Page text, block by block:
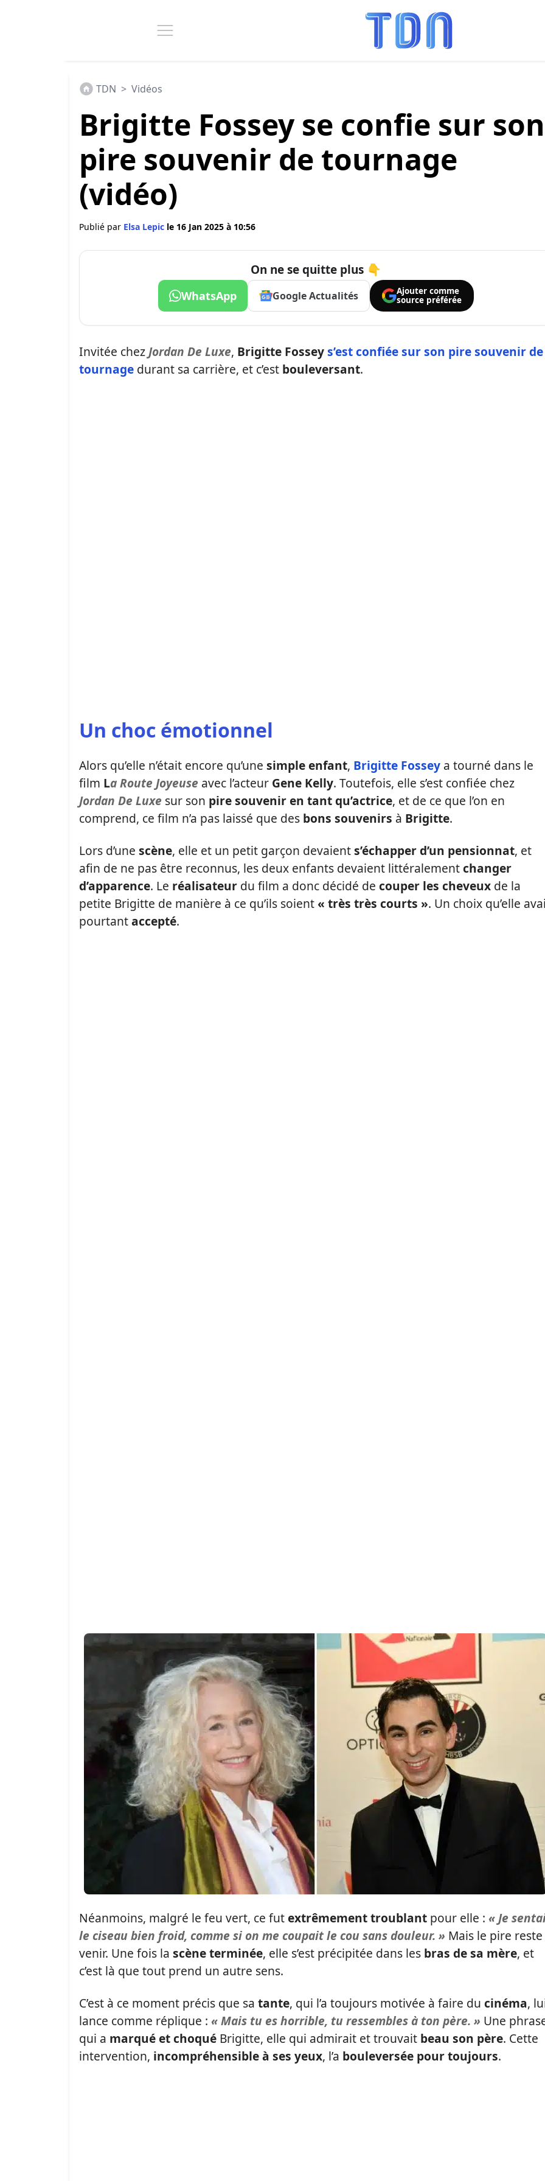
TDN > Vidéos
Brigitte Fossey se confie sur son
pire souvenir de tournage
(vidéo)
Publié par Elsa Lepic le 16 Jan 2025 à 10:56
On ne se quitte plus 👇
WhatsApp Google Actualités
Ajouter comme
source préférée
Invitée chezJordan De Luxe, Brigitte Fosseys’est confiée sur son pire souvenir de
tournage durant sa carrière, et c’est bouleversant.
Un choc émotionnel
Alors qu’elle n’était encore qu’une simple enfant, Brigitte Fossey a tourné dans le
film La Route Joyeuse avec l’acteur Gene Kelly. Toutefois, elle s’est confiée chez
Jordan De Luxe sur son pire souvenir en tant qu’actrice, et de ce que l’on en
comprend, ce film n’a pas laissé que des bons souvenirs à Brigitte.
Lors d’une scène, elle et un petit garçon devaients’échapper d’un pensionnat, et
afin de ne pas être reconnus, les deux enfants devaient littéralementchanger
d’apparence. Le réalisateur du film a donc décidé de couper les cheveux de la
petite Brigitte de manière à ce qu’ils soient« très très courts ». Un choix qu’elle
pourtantaccepté.
Néanmoins, malgré le feu vert, ce futextrêmement troublant pour elle : « Je
le ciseau bien froid, comme si on me coupait le cou sans douleur. » Mais le pire
venir. Une fois la scène terminée, elle s’est précipitée dans les bras de sa mère, et
c’est là que tout prend un autre sens.
C’est à ce moment précis que sa tante, qui l’a toujours motivée à faire du cinéma,
lance comme réplique : « Mais tu es horrible, tu ressembles à ton père. » Une
qui a marqué et choqué Brigitte, elle qui admirait et trouvait beau son père. Cette
intervention, incompréhensible à ses yeux, l’a bouleversée pour toujours.